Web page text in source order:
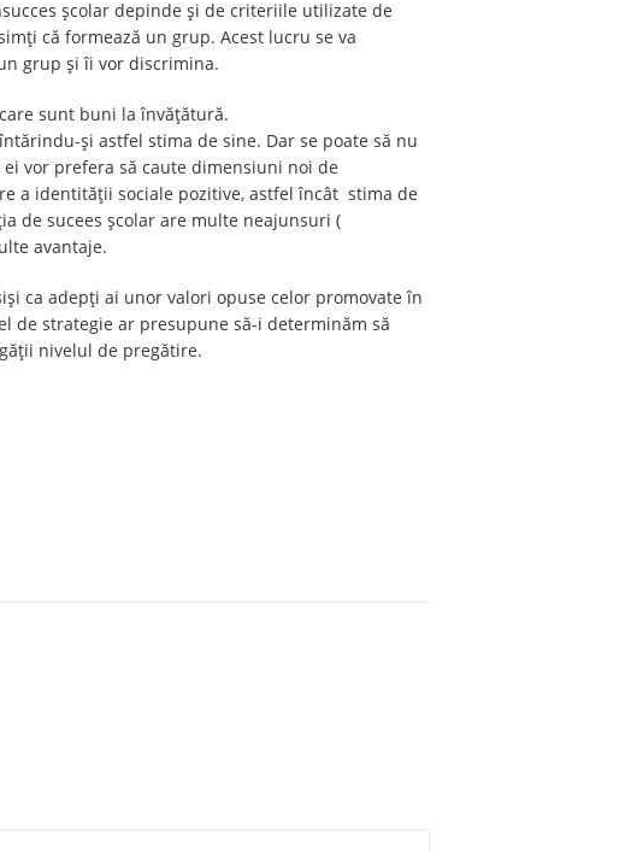
şcolar depinde şi de criteriile utilizate de
că formează un grup. Acest lucru se va
grup şi îi vor discrimina.
sunt buni la învăţătură.
şi astfel stima de sine. Dar se poate să nu
vor prefera să caute dimensiuni noi de
a identităţii sociale pozitive, astfel încât stima de
de sucees şcolar are multe neajunsuri (
avantaje.
ca adepţi ai unor valori opuse celor promovate în
de strategie ar presupune să-i determinăm să
nivelul de pregătire.